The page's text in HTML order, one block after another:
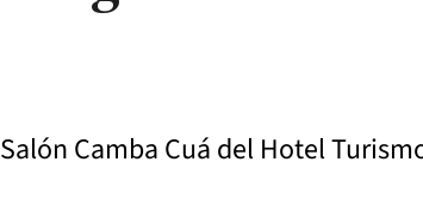
Camba Cuá del Hotel